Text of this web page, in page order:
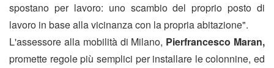
spostano per lavoro: uno scambio del proprio posto di
lavoro in base alla vicinanza con la propria abitazione".
L'assessore alla mobilità di Milano, Pierfrancesco Maran,
promette regole più semplici per installare le colonnine, ed